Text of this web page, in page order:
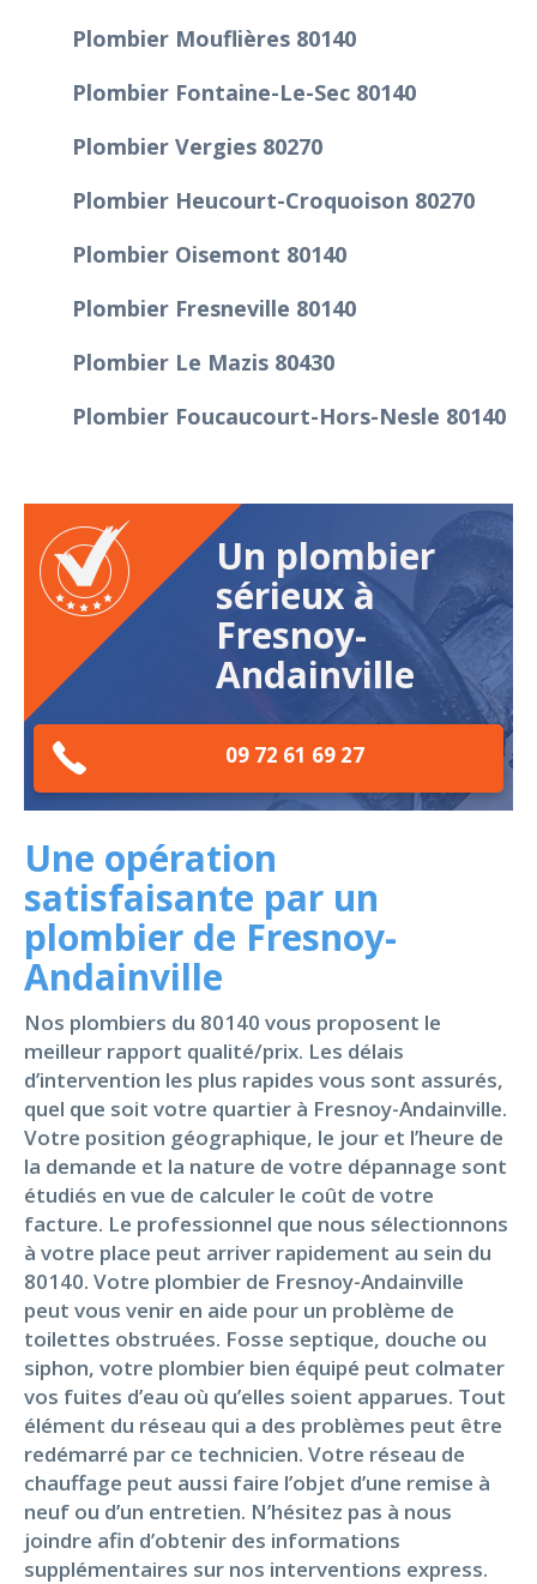
Plombier Mouflières 80140
Plombier Fontaine-Le-Sec 80140
Plombier Vergies 80270
Plombier Heucourt-Croquoison 80270
Plombier Oisemont 80140
Plombier Fresneville 80140
Plombier Le Mazis 80430
Plombier Foucaucourt-Hors-Nesle 80140
Un plombier
sérieux à
Fresnoy-
Andainville
09 72 61 69 27
Une opération
satisfaisante par un
plombier de Fresnoy-
Andainville
Nos plombiers du 80140 vous proposent le
meilleur rapport qualité/prix. Les délais
d’intervention les plus rapides vous sont assurés,
quel que soit votre quartier à Fresnoy-Andainville.
Votre position géographique, le jour et l’heure de
la demande et la nature de votre dépannage sont
étudiés en vue de calculer le coût de votre
facture. Le professionnel que nous sélectionnons
à votre place peut arriver rapidement au sein du
80140. Votre plombier de Fresnoy-Andainville
peut vous venir en aide pour un problème de
toilettes obstruées. Fosse septique, douche ou
siphon, votre plombier bien équipé peut colmater
vos fuites d’eau où qu’elles soient apparues. Tout
élément du réseau qui a des problèmes peut être
redémarré par ce technicien. Votre réseau de
chauffage peut aussi faire l’objet d’une remise à
neuf ou d’un entretien. N’hésitez pas à nous
joindre afin d’obtenir des informations
supplémentaires sur nos interventions express.